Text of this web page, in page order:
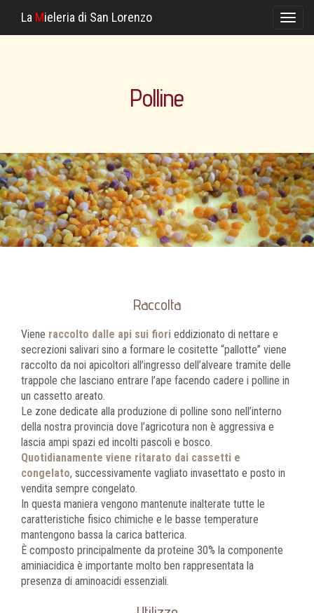
La Mieleria di San Lorenzo
Polline
Raccolta
Viene raccolto dalle api sui fiori eddizionato di nettare e
secrezioni salivari sino a formare le cositette “pallotte” viene
raccolto da noi apicoltori all’ingresso dell’alveare tramite delle
trappole che lasciano entrare l’ape facendo cadere i polline in
un cassetto areato.
Le zone dedicate alla produzione di polline sono nell’interno
della nostra provincia dove l’agricotura non è aggressiva e
lascia ampi spazi ed incolti pascoli e bosco.
Quotidianamente viene ritarato dai cassetti e
congelato, successivamente vagliato invasettato e posto in
vendita sempre congelato.
In questa maniera vengono mantenute inalterate tutte le
caratteristiche fisico chimiche e le basse temperature
mantengono bassa la carica batterica.
È composto principalmente da proteine 30% la componente
aminiacidica è importante molto ben rappresentata la
presenza di aminoacidi essenziali.